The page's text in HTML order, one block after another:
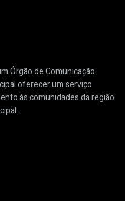
Órgão de Comunicação
oferecer um serviço
às comunidades da região